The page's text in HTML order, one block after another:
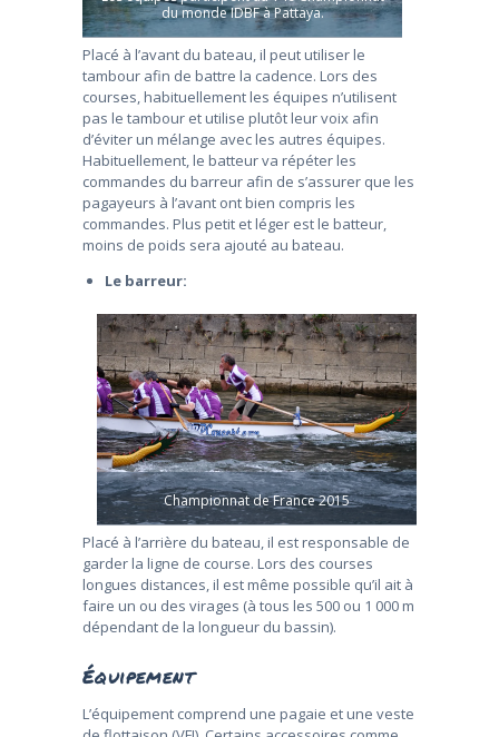
du monde IDBF à Pattaya.
Placé à l’avant du bateau, il peut utiliser le
tambour afin de battre la cadence. Lors des
courses, habituellement les équipes n’utilisent
pas le tambour et utilise plutôt leur voix afin
d’éviter un mélange avec les autres équipes.
Habituellement, le batteur va répéter les
commandes du barreur afin de s’assurer que les
pagayeurs à l’avant ont bien compris les
commandes. Plus petit et léger est le batteur,
moins de poids sera ajouté au bateau.
Le barreur:
Championnat de France 2015
Placé à l’arrière du bateau, il est responsable de
garder la ligne de course. Lors des courses
longues distances, il est même possible qu’il ait à
faire un ou des virages (à tous les 500 ou 1 000 m
dépendant de la longueur du bassin).
Équipement
L’équipement comprend une pagaie et une veste